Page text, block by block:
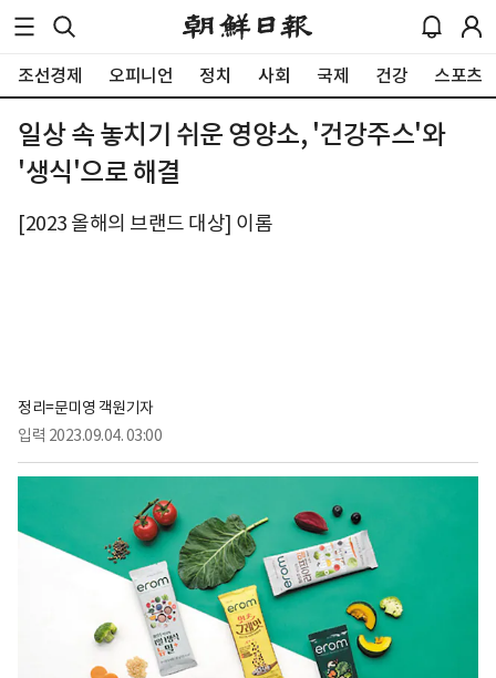
조선경제 오피니언 정치 사회 국제 건강 스포츠
일상 속 놓치기 쉬운 영양소, '건강주스'와
'생식'으로 해결
[2023 올해의 브랜드 대상] 이롬
정리=문미영 객원기자
입력 2023.09.04. 03:00